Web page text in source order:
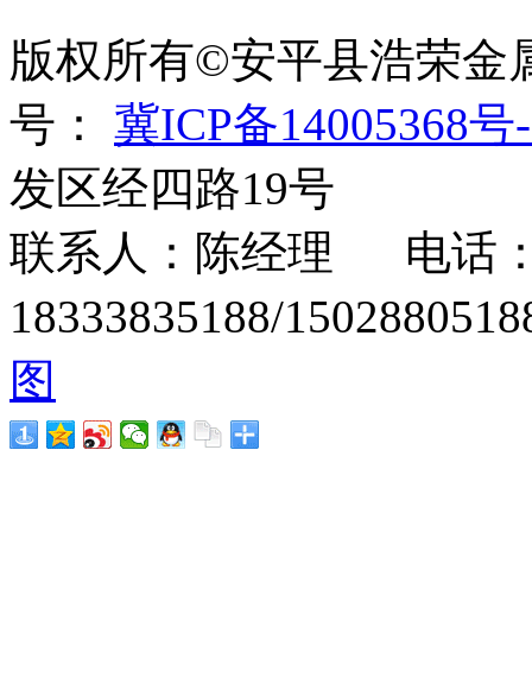
版权所有©安平县浩荣
号： 冀ICP备14005368号
发区经四路19号
联系人：陈经理 电话
18333835188/
图